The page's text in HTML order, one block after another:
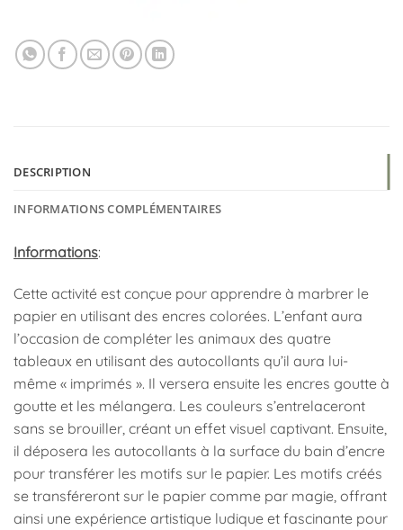
DESCRIPTION
INFORMATIONS COMPLÉMENTAIRES
Informations:
Cette activité est conçue pour apprendre à marbrer le
papier en utilisant des encres colorées. L’enfant aura
l’occasion de compléter les animaux des quatre
tableaux en utilisant des autocollants qu’il aura lui-
même « imprimés ». Il versera ensuite les encres goutte à
goutte et les mélangera. Les couleurs s’entrelaceront
sans se brouiller, créant un effet visuel captivant. Ensuite,
il déposera les autocollants à la surface du bain d’encre
pour transférer les motifs sur le papier. Les motifs créés
se transféreront sur le papier comme par magie, offrant
ainsi une expérience artistique ludique et fascinante pour